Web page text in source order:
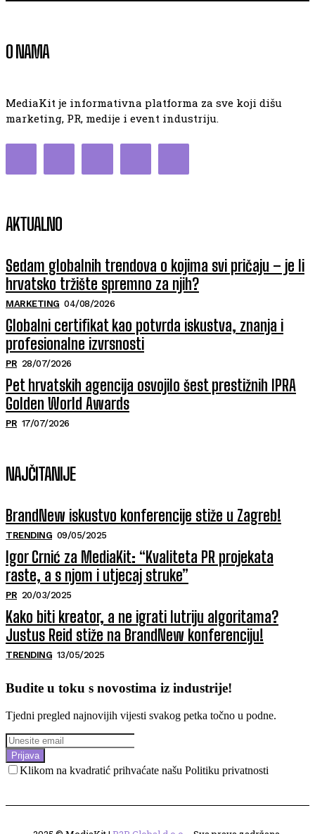
O NAMA
MediaKit je informativna platforma za sve koji dišu
marketing, PR, medije i event industriju.
AKTUALNO
Sedam globalnih trendova o kojima svi pričaju – je li
hrvatsko tržište spremno za njih?
MARKETING 04/08/2026
Globalni certifikat kao potvrda iskustva, znanja i
profesionalne izvrsnosti
PR 28/07/2026
Pet hrvatskih agencija osvojilo šest prestižnih IPRA
Golden World Awards
PR 17/07/2026
NAJČITANIJE
BrandNew iskustvo konferencije stiže u Zagreb!
TRENDING 09/05/2025
Igor Crnić za MediaKit: “Kvaliteta PR projekata
raste, a s njom i utjecaj struke”
PR 20/03/2025
Kako biti kreator, a ne igrati lutriju algoritama?
Justus Reid stiže na BrandNew konferenciju!
TRENDING 13/05/2025
Budite u toku s novostima iz industrije!
Tjedni pregled najnovijih vijesti svakog petka točno u podne.
Prijava
Klikom na kvadratić prihvaćate našu Politiku privatnosti